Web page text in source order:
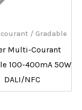
/ Gradable
Multi-Courant
100-400mA 50W
DALI/NFC